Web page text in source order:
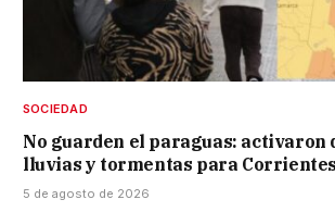
SOCIEDAD
No guarden el paraguas: activaron
lluvias y tormentas para Corrientes
5 de agosto de 2026